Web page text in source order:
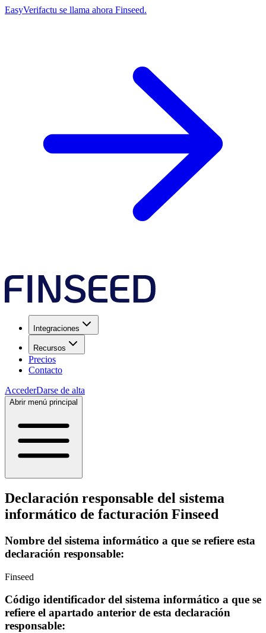
EasyVerifactu se llama ahora Finseed.
Integraciones
Recursos
Precios
Contacto
AccederDarse de alta
Abrir menú principal
Declaración responsable del sistema
informático de facturación Finseed
Nombre del sistema informático a que se refiere esta
declaración responsable:
Finseed
Código identificador del sistema informático a que se
refiere el apartado anterior de esta declaración
responsable: